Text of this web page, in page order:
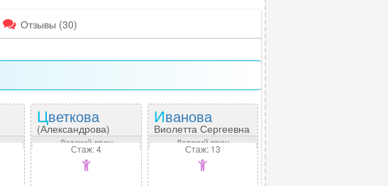
Отзывы (30)
Цветкова
(Александрова)
Полина Олеговна
Детский врач
Стаж: 4
Иванова
Виолетта Сергеевна
Детский врач
Стаж: 13